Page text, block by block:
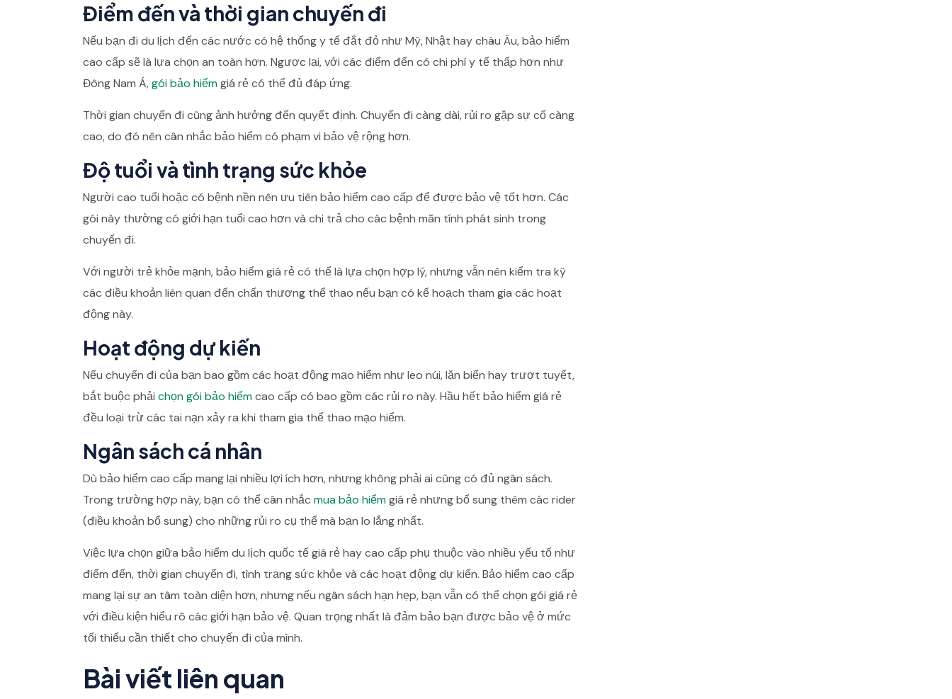
Điểm đến và thời gian chuyến đi
Nếu bạn đi du lịch đến các nước có hệ thống y tế đắt đỏ như Mỹ, Nhật hay châu Âu, bảo hiểm
cao cấp sẽ là lựa chọn an toàn hơn. Ngược lại, với các điểm đến có chi phí y tế thấp hơn như
Đông Nam Á,gói bảo hiểmgiá rẻ có thể đủ đáp ứng.
Thời gian chuyến đi cũng ảnh hưởng đến quyết định. Chuyến đi càng dài, rủi ro gặp sự cố càng
cao, do đó nên cân nhắc bảo hiểm có phạm vi bảo vệ rộng hơn.
Độ tuổi và tình trạng sức khỏe
Người cao tuổi hoặc có bệnh nền nên ưu tiên bảo hiểm cao cấp để được bảo vệ tốt hơn. Các
gói này thường có giới hạn tuổi cao hơn và chi trả cho các bệnh mãn tính phát sinh trong
chuyến đi.
Với người trẻ khỏe mạnh, bảo hiểm giá rẻ có thể là lựa chọn hợp lý, nhưng vẫn nên kiểm tra kỹ
các điều khoản liên quan đến chấn thương thể thao nếu bạn có kế hoạch tham gia các hoạt
động này.
Hoạt động dự kiến
Nếu chuyến đi của bạn bao gồm các hoạt động mạo hiểm như leo núi, lặn biển hay trượt tuyết,
bắt buộc phải chọn gói bảo hiểmcao cấp có bao gồm các rủi ro này. Hầu hết bảo hiểm giá rẻ
đều loại trừ các tai nạn xảy ra khi tham gia thể thao mạo hiểm.
Ngân sách cá nhân
Dù bảo hiểm cao cấp mang lại nhiều lợi ích hơn, nhưng không phải ai cũng có đủ ngân sách.
Trong trường hợp này, bạn có thể cân nhắc mua bảo hiểmgiá rẻ nhưng bổ sung thêm các rider
(điều khoản bổ sung) cho những rủi ro cụ thể mà bạn lo lắng nhất.
Việc lựa chọn giữa bảo hiểm du lịch quốc tế giá rẻ hay cao cấp phụ thuộc vào nhiều yếu tố như
điểm đến, thời gian chuyến đi, tình trạng sức khỏe và các hoạt động dự kiến. Bảo hiểm cao cấp
mang lại sự an tâm toàn diện hơn, nhưng nếu ngân sách hạn hẹp, bạn vẫn có thể chọn gói giá rẻ
với điều kiện hiểu rõ các giới hạn bảo vệ. Quan trọng nhất là đảm bảo bạn được bảo vệ ở mức
tối thiểu cần thiết cho chuyến đi của mình.
Bài viết liên quan